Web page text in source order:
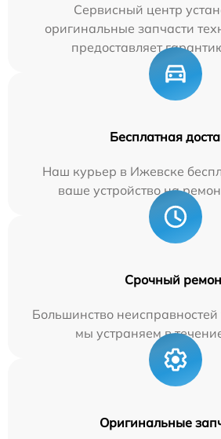
Сервисный центр
оригинальные запчасти
предоставляет
Бесплатная
Наш курьер в Ижевске
ваше устройство на
Срочный
Большинство
мы устраняем в
Оригинальные